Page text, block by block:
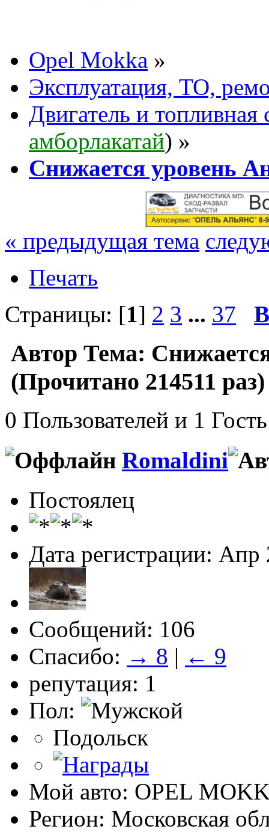
Opel Mokka »
Эксплуатация, ТО,
Двигатель и топливная
амборлакатай) »
Снижается уровень
« предыдущая тема
Печать
Страницы: [1] 2 3 ... 37
Автор Тема:
(Прочитано 214511 раз)
0 Пользователей и 1
Romaldini
Постоялец
Дата регистрации: Апр
Сообщений: 106
Спасибо: → 8 | ← 9
репутация: 1
Пол:
Подольск
Мой авто: OPEL
Регион: Московская